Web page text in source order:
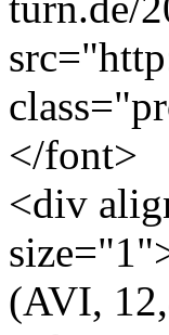
</font>
<div
(AVI,